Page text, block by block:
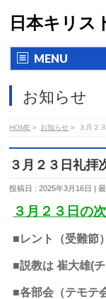
日本キリス
MENU
お知らせ
HOME » お知らせ » ３月２
３月２３日礼拝
投稿日 : 2025年3月16日
３月２３日の
■レント（受難節
■説教は 崔大雄(
■各部会（テモテ